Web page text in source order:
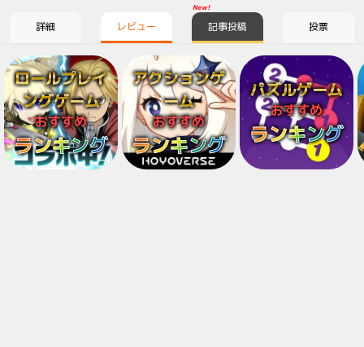
詳細 レビュー
New!
記事投稿 投票
ロールプレイ
ングゲーム
おすすめ
ランキング
アクションゲ
ーム
おすすめ
ランキング
パズルゲーム
おすすめ
ランキング